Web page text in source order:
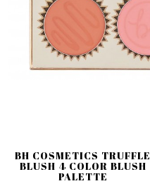
BH COSMETICS TRUFFLE
BLUSH 4 COLOR BLUSH
PALETTE